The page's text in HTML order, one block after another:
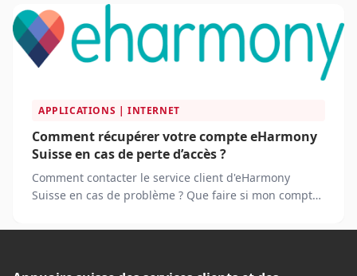
APPLICATIONS | INTERNET
Comment récupérer votre compte eHarmony
Suisse en cas de perte d’accès ?
Comment contacter le service client d'eHarmony
Suisse en cas de problème ? Que faire si mon compte